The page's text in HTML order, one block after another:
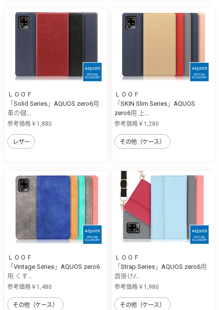
ＬＯＯＦ
「Solid Series」AQUOS zero6用
革の個...
参考価格￥1,880
レザー
ＬＯＯＦ
「SKIN Slim Series」AQUOS
zero6用 上...
参考価格￥1,280
その他（ケース）
ＬＯＯＦ
「Vintage Series」AQUOS zero6
用 くす...
参考価格￥1,480
その他（ケース）
ＬＯＯＦ
「Strap Series」AQUOS zero6用
首掛け/...
参考価格￥1,980
その他（ケース）